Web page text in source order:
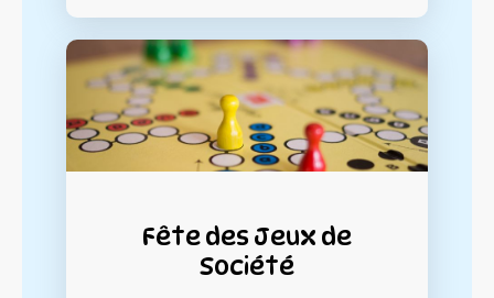
Fête des Jeux de
Société